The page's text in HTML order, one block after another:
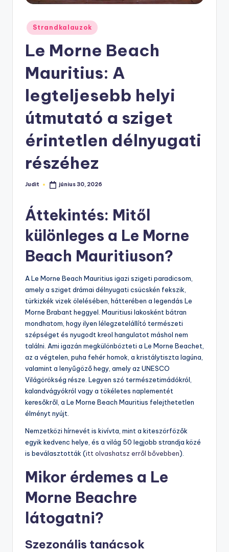
Posted
in
Strandkalauzok
Le Morne Beach
Mauritius: A
legteljesebb helyi
útmutató a sziget
érintetlen délnyugati
részéhez
Posted
Judit június 30, 2026
Áttekintés: Mitől
különleges a Le Morne
Beach Mauritiuson?
A Le Morne Beach Mauritius igazi szigeti paradicsom,
amely a sziget drámai délnyugati csücskén fekszik,
türkizkék vizek ölelésében, hátterében a legendás Le
Morne Brabant heggyel. Mauritiusi lakosként bátran
mondhatom, hogy ilyen lélegzetelállító természeti
szépséget és nyugodt kreol hangulatot máshol nem
találni. Ami igazán megkülönbözteti a Le Morne Beachet,
az a végtelen, puha fehér homok, a kristálytiszta lagúna,
valamint a lenyűgöző hegy, amely az UNESCO
Világörökség része. Legyen szó természetimádókról,
kalandvágyókról vagy a tökéletes naplementét
keresőkről, a Le Morne Beach Mauritius felejthetetlen
élményt nyújt.
Nemzetközi hírnevét is kivívta, mint a kiteszörfözők
egyik kedvenc helye, és a világ 50 legjobb strandja közé
is beválasztották (itt olvashatsz erről bővebben).
Mikor érdemes a Le
Morne Beachre
látogatni?
Szezonális tanácsok